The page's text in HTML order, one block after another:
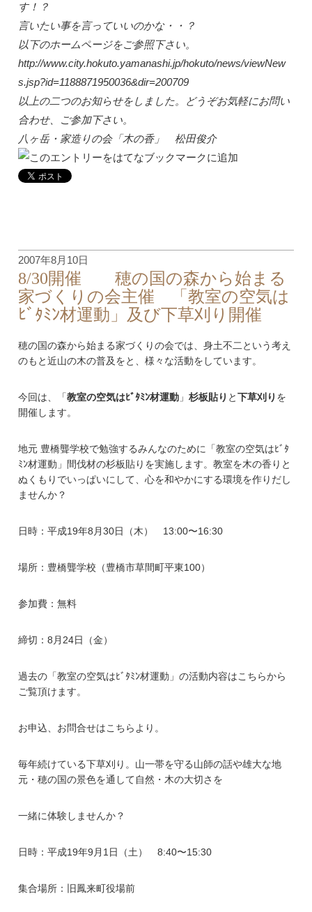
す！？
言いたい事を言っていいのかな・・？
以下のホームページをご参照下さい。
http://www.city.hokuto.yamanashi.jp/hokuto/news/viewNew
s.jsp?id=1188871950036&dir=200709
以上の二つのお知らせをしました。どうぞお気軽にお問い
合わせ、ご参加下さい。
八ヶ岳・家造りの会「木の香」 松田俊介
2007年8月10日
8/30開催 穂の国の森から始まる
家づくりの会主催 「教室の空気は
ﾋﾞﾀﾐﾝ材運動」及び下草刈り開催
穂の国の森から始まる家づくりの会では、身土不二という考え
のもと近山の木の普及をと、様々な活動をしています。
今回は、「教室の空気はﾋﾞﾀﾐﾝ材運動 」杉板貼り と下草刈り を
開催します。
地元 豊橋聾学校で勉強するみんなのために「教室の空気はﾋﾞﾀ
ﾐﾝ材運動」間伐材の杉板貼りを実施します。教室を木の香りと
ぬくもりでいっぱいにして、心を和やかにする環境を作りだし
ませんか？
日時：平成19年8月30日（木） 13:00〜16:30
場所：豊橋聾学校（豊橋市草間町平東100）
参加費：無料
締切：8月24日（金）
過去の「教室の空気はﾋﾞﾀﾐﾝ材運動」の活動内容はこちらから
ご覧頂けます。
お申込、お問合せはこちら より。
毎年続けている下草刈り。山一帯を守る山師の話や雄大な地
元・穂の国の景色を通して自然・木の大切さを
一緒に体験しませんか？
日時：平成19年9月1日（土） 8:40〜15:30
集合場所：旧鳳来町役場前